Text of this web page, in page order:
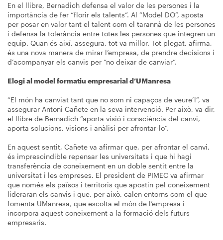
En el llibre, Bernadich defensa el valor de les persones i la
importància de fer “florir els talents”. Al “Model DO”, aposta
per posar en valor tant el talent com el tarannà de les persones
i defensa la tolerància entre totes les persones que integren un
equip. Quan és així, assegura, tot va millor. Tot plegat, afirma,
és una nova manera de mirar l’empresa, de prendre decisions i
d’acompanyar els canvis per “no deixar de canviar”.
Elogi al model formatiu empresarial d’UManresa
“El món ha canviat tant que no som ni capaços de veure’l”, va
assegurar Antoni Cañete en la seva intervenció. Per això, va dir,
el llibre de Bernadich “aporta visió i consciència del canvi,
aporta solucions, visions i anàlisi per afrontar-lo”.
En aquest sentit, Cañete va afirmar que, per afrontar el canvi,
és imprescindible repensar les universitats i que hi hagi
transferència de coneixement en un doble sentit entre la
universitat i les empreses. El president de PIMEC va afirmar
que només els països i territoris que apostin pel coneixement
lideraran els canvis i que, per això, calen entorns com el que
fomenta UManresa, que escolta el món de l’empresa i
incorpora aquest coneixement a la formació dels futurs
empresaris.